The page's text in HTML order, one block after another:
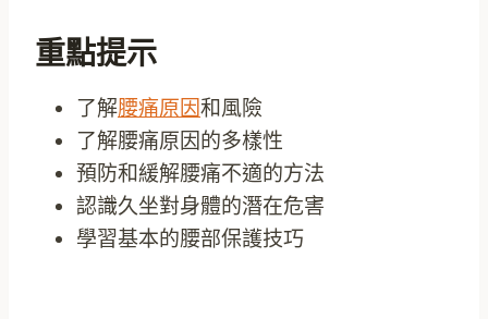
重點提示
了解腰痛原因和風險
了解腰痛原因的多樣性
預防和緩解腰痛不適的方法
認識久坐對身體的潛在危害
學習基本的腰部保護技巧